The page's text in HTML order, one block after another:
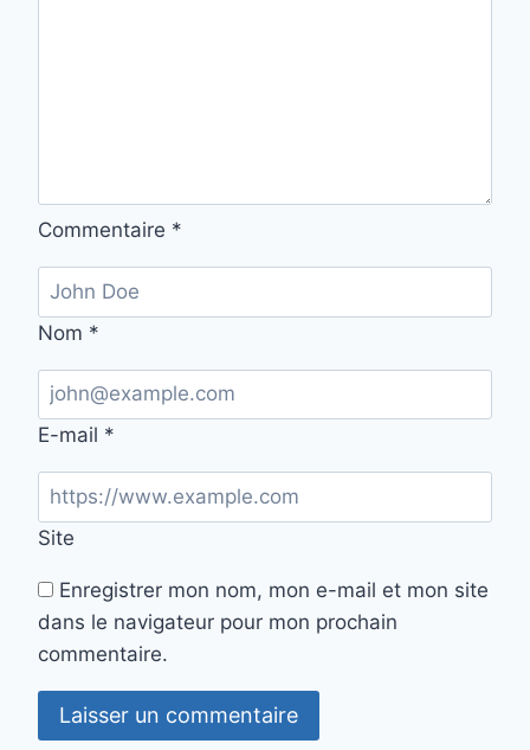
Commentaire *
Nom *
E-mail *
Site
Enregistrer mon nom, mon e-mail et mon site
dans le navigateur pour mon prochain
commentaire.